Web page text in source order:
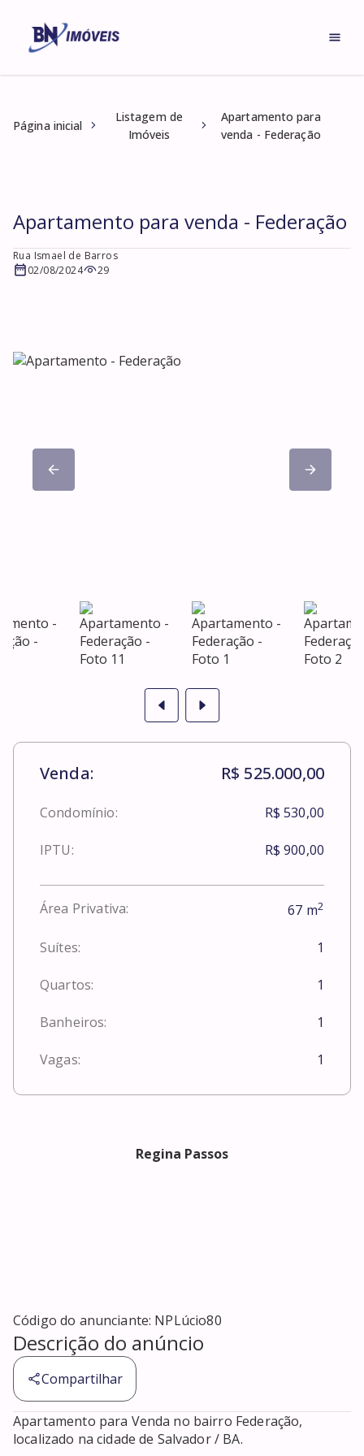
Página inicial
Listagem de
Imóveis
Apartamento para
venda - Federação
Apartamento para venda - Federação
Rua Ismael de Barros
02/08/2024
29
Venda: R$ 525.000,00
Condomínio: R$ 530,00
IPTU: R$ 900,00
Área Privativa: 67 m2
Suítes: 1
Quartos: 1
Banheiros: 1
Vagas: 1
Regina Passos
Código do anunciante: NPLúcio80
Descrição do anúncio
Compartilhar
Apartamento para Venda no bairro Federação,
localizado na cidade de Salvador / BA.